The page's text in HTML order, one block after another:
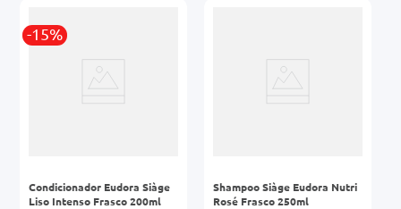
-15%
Condicionador Eudora Siàge
Liso Intenso Frasco 200ml
Shampoo Siàge Eudora Nutri
Rosé Frasco 250ml